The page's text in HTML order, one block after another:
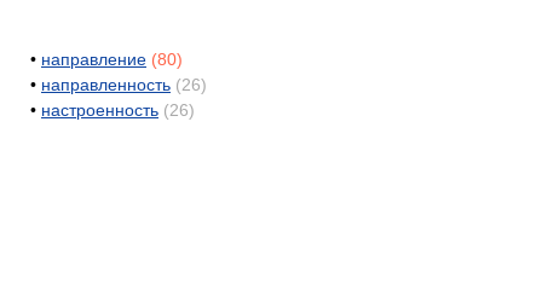
• направление (80)
• направленность (26)
• настроенность (26)